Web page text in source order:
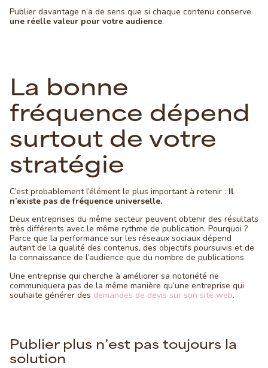
Publier davantage n’a de sens que si chaque contenu conserve
une réelle valeur pour votre audience.
La bonne
fréquence dépend
surtout de votre
stratégie
C’est probablement l’élément le plus important à retenir : Il
n’existe pas de fréquence universelle.
Deux entreprises du même secteur peuvent obtenir des résultats
très différents avec le même rythme de publication. Pourquoi ?
Parce que la performance sur les réseaux sociaux dépend
autant de la qualité des contenus, des objectifs poursuivis et de
la connaissance de l’audience que du nombre de publications.
Une entreprise qui cherche à améliorer sa notoriété ne
communiquera pas de la même manière qu’une entreprise qui
souhaite générer des demandes de devis sur son site web.
Publier plus n’est pas toujours la
solution